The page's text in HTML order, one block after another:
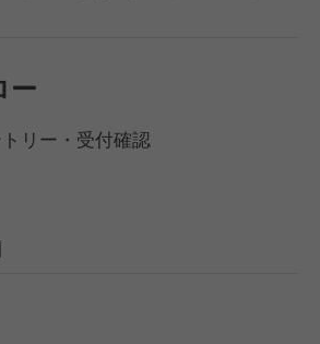
ー
リー・受付確認